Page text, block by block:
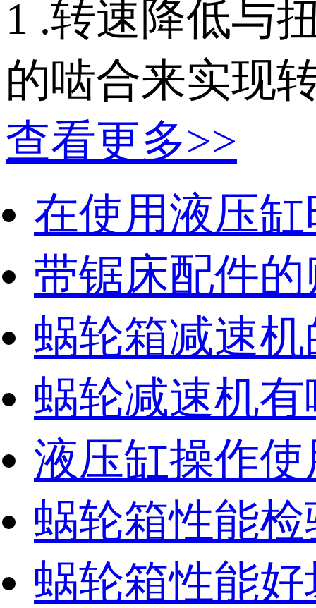
1 .转速降低与
的啮合来实现
查看更多>>
在使用液压
带锯床配件
蜗轮箱减速
蜗轮减速机
液压缸操作
蜗轮箱性能
蜗轮箱性能